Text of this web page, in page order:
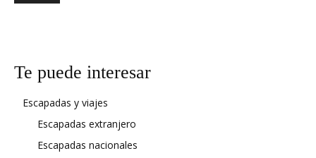
Te puede interesar
Escapadas y viajes
Escapadas extranjero
Escapadas nacionales